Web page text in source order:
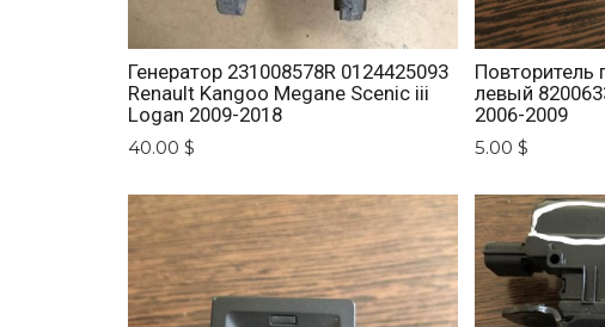
Генератор 231008578R 0124425093
Renault Kangoo Megane Scenic iii
Logan 2009-2018
40.00 $
Повторитель
левый
2006-2009
5.00 $